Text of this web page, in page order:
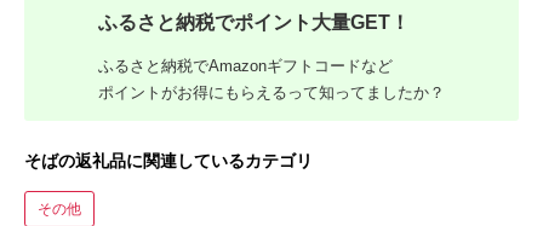
ふるさと納税でポイント大量GET！
ふるさと納税でAmazonギフトコードなど
ポイントがお得にもらえるって知ってましたか？
そばの返礼品に関連しているカテゴリ
その他